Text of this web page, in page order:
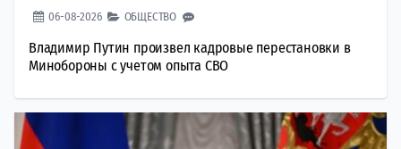
06-08-2026 ОБЩЕСТВО
Владимир Путин произвел кадровые перестановки в
Минобороны с учетом опыта СВО